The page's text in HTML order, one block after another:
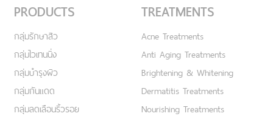
PRODUCTS
กลุ่มรักษาสิว
กลุ่มไวเทนนิ่ง
กลุ่มบำรุงผิว
กลุ่มกันแดด
กลุ่มลดเลือนริ้วรอย
TREATMENTS
Acne Treatments
Anti Aging Treatments
Brightening & Whitening
Dermatitis Treatments
Nourishing Treatments